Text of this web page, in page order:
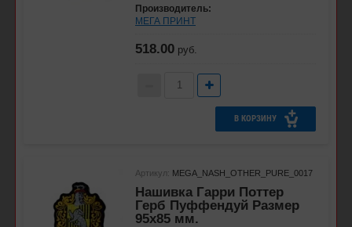
Производитель:
МЕГА ПРИНТ
518.00 руб.
В КОРЗИНУ
Артикул: MEGA_NASH_OTHER_PURE_0017
Нашивка Гарри Поттер
Герб Пуффендуй Размер
95x85 мм.